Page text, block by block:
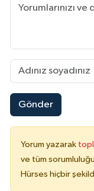
Gönder
Yorum yazarak
ve tüm
Hürses hiçbir